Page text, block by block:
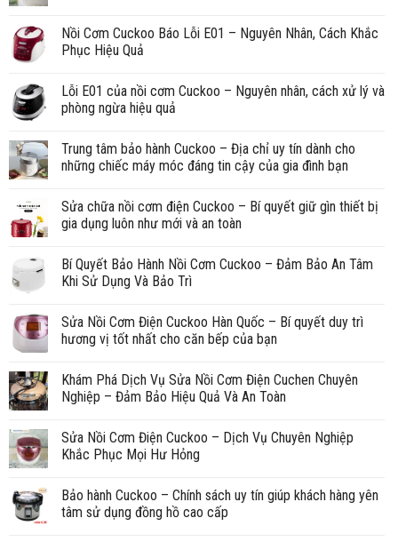
Nồi Cơm Cuckoo Báo Lỗi E01 – Nguyên Nhân, Cách Khắc
Phục Hiệu Quả
Lỗi E01 của nồi cơm Cuckoo – Nguyên nhân, cách xử lý và
phòng ngừa hiệu quả
Trung tâm bảo hành Cuckoo – Địa chỉ uy tín dành cho
những chiếc máy móc đáng tin cậy của gia đình bạn
Sửa chữa nồi cơm điện Cuckoo – Bí quyết giữ gìn thiết bị
gia dụng luôn như mới và an toàn
Bí Quyết Bảo Hành Nồi Cơm Cuckoo – Đảm Bảo An Tâm
Khi Sử Dụng Và Bảo Trì
Sửa Nồi Cơm Điện Cuckoo Hàn Quốc – Bí quyết duy trì
hương vị tốt nhất cho căn bếp của bạn
Khám Phá Dịch Vụ Sửa Nồi Cơm Điện Cuchen Chuyên
Nghiệp – Đảm Bảo Hiệu Quả Và An Toàn
Sửa Nồi Cơm Điện Cuckoo – Dịch Vụ Chuyên Nghiệp
Khắc Phục Mọi Hư Hỏng
Bảo hành Cuckoo – Chính sách uy tín giúp khách hàng yên
tâm sử dụng đồng hồ cao cấp